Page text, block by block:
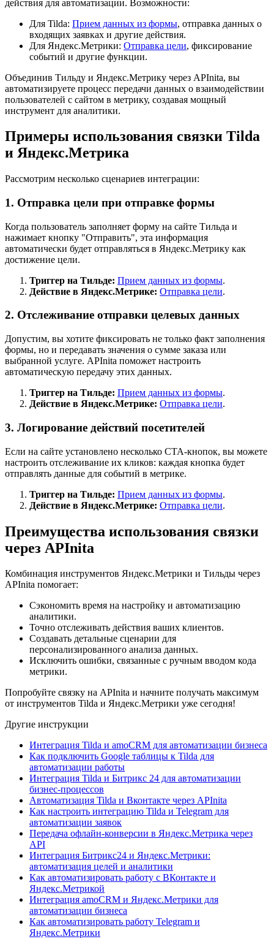
действия для автоматизации. Возможности:
Для Tilda: Прием данных из формы, отправка данных о
входящих заявках и другие действия.
Для Яндекс.Метрики: Отправка цели, фиксирование
событий и другие функции.
Объединив Тильду и Яндекс.Метрику через APInita, вы
автоматизируете процесс передачи данных о взаимодействии
пользователей с сайтом в метрику, создавая мощный
инструмент для аналитики.
Примеры использования связки Tilda
и Яндекс.Метрика
Рассмотрим несколько сценариев интеграции:
1. Отправка цели при отправке формы
Когда пользователь заполняет форму на сайте Тильда и
нажимает кнопку "Отправить", эта информация
автоматически будет отправляться в Яндекс.Метрику как
достижение цели.
Триггер на Тильде: Прием данных из формы.
Действие в Яндекс.Метрике: Отправка цели.
2. Отслеживание отправки целевых данных
Допустим, вы хотите фиксировать не только факт заполнения
формы, но и передавать значения о сумме заказа или
выбранной услуге. APInita поможет настроить
автоматическую передачу этих данных.
Триггер на Тильде: Прием данных из формы.
Действие в Яндекс.Метрике: Отправка цели.
3. Логирование действий посетителей
Если на сайте установлено несколько CTA-кнопок, вы можете
настроить отслеживание их кликов: каждая кнопка будет
отправлять данные для событий в метрике.
Триггер на Тильде: Прием данных из формы.
Действие в Яндекс.Метрике: Отправка цели.
Преимущества использования связки
через APInita
Комбинация инструментов Яндекс.Метрики и Тильды через
APInita помогает:
Сэкономить время на настройку и автоматизацию
аналитики.
Точно отслеживать действия ваших клиентов.
Создавать детальные сценарии для
персонализированного анализа данных.
Исключить ошибки, связанные с ручным вводом кода
метрики.
Попробуйте связку на APInita и начните получать максимум
от инструментов Tilda и Яндекс.Метрики уже сегодня!
Другие инструкции
Интеграция Tilda и amoCRM для автоматизации бизнеса
Как подключить Google таблицы к Tilda для
автоматизации работы
Интеграция Tilda и Битрикс 24 для автоматизации
бизнес-процессов
Автоматизация Tilda и Вконтакте через APInita
Как настроить интеграцию Tilda и Telegram для
автоматизации заявок
Передача офлайн-конверсии в Яндекс.Метрика через
API
Интеграция Битрикс24 и Яндекс.Метрики:
автоматизация целей и аналитики
Как автоматизировать работу с ВКонтакте и
Яндекс.Метрикой
Интеграция amoCRM и Яндекс.Метрики для
автоматизации бизнеса
Как автоматизировать работу Telegram и
Яндекс.Метрики